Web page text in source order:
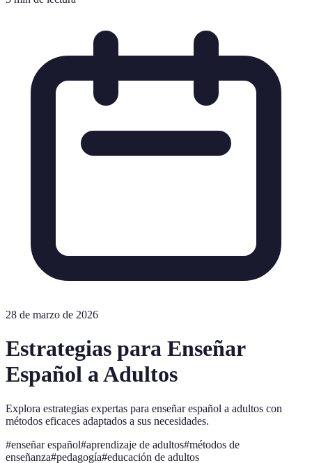
28 de marzo de 2026
Estrategias para Enseñar
Español a Adultos
Explora estrategias expertas para enseñar español a adultos con
métodos eficaces adaptados a sus necesidades.
#enseñar español#aprendizaje de adultos#métodos de
enseñanza#pedagogía#educación de adultos